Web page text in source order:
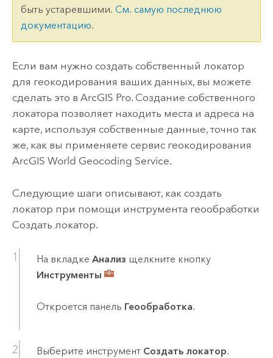
быть устаревшими. См. самую последнюю
документацию.
Если вам нужно создать собственный локатор
для геокодирования ваших данных, вы можете
сделать это в ArcGIS Pro. Создание собственного
локатора позволяет находить места и адреса на
карте, используя собственные данные, точно так
же, как вы применяете сервис геокодирования
ArcGIS World Geocoding Service.
Следующие шаги описывают, как создать
локатор при помощи инструмента геообработки
Создать локатор.
На вкладке Анализ щелкните кнопку
Инструменты
Откроется панель Геообработка.
Выберите инструмент Создать локатор.